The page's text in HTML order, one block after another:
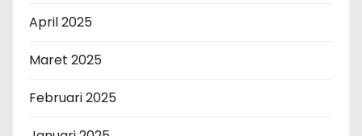
April 2025
Maret 2025
Februari 2025